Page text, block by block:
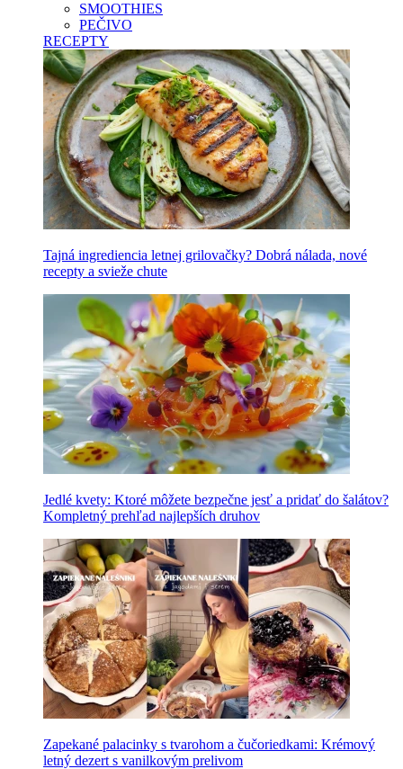
SMOOTHIES
PEČIVO
RECEPTY
Tajná ingrediencia letnej grilovačky? Dobrá nálada, nové
recepty a svieže chute
Jedlé kvety: Ktoré môžete bezpečne jesť a pridať do šalátov?
Kompletný prehľad najlepších druhov
Zapekané palacinky s tvarohom a čučoriedkami: Krémový
letný dezert s vanilkovým prelivom